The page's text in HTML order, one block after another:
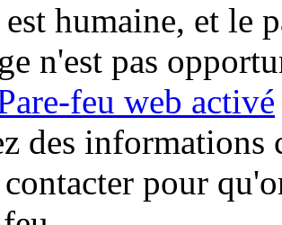
humaine, et le
n'est pas
feu web activé
des informations
pour